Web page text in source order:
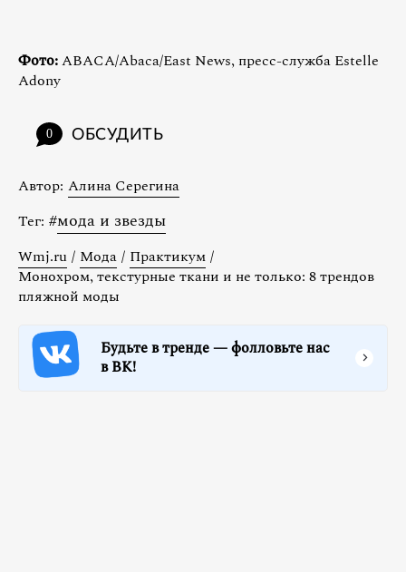
Фото:ABACA/Abaca/East News, пресс-служба Estelle
Adony
0 ОБСУДИТЬ
Автор: Алина Серегина
Тег: #мода и звезды
Wmj.ru / Мода / Практикум /
Монохром, текстурные ткани и не только: 8 трендов
пляжной моды
Будьте в тренде — фолловьте нас
в ВК!